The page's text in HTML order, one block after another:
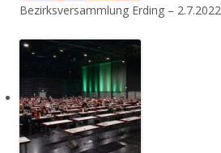
Bezirksversammlung Erding – 2.7.2022